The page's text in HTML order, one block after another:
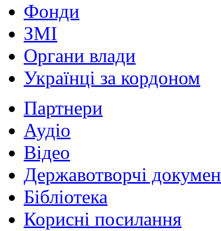
Фонди
ЗМІ
Органи влади
Українці за кордоном
Партнери
Аудіо
Відео
Державотворчі
Бібліотека
Корисні посилання